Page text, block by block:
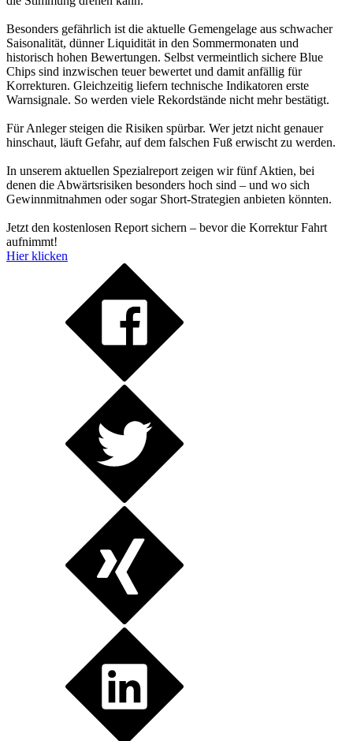
Besonders gefährlich ist die aktuelle Gemengelage aus schwacher
Saisonalität, dünner Liquidität in den Sommermonaten und
historisch hohen Bewertungen. Selbst vermeintlich sichere Blue
Chips sind inzwischen teuer bewertet und damit anfällig für
Korrekturen. Gleichzeitig liefern technische Indikatoren erste
Warnsignale. So werden viele Rekordstände nicht mehr bestätigt.
Für Anleger steigen die Risiken spürbar. Wer jetzt nicht genauer
hinschaut, läuft Gefahr, auf dem falschen Fuß erwischt zu werden.
In unserem aktuellen Spezialreport zeigen wir fünf Aktien, bei
denen die Abwärtsrisiken besonders hoch sind – und wo sich
Gewinnmitnahmen oder sogar Short-Strategien anbieten könnten.
Jetzt den kostenlosen Report sichern – bevor die Korrektur Fahrt
aufnimmt!
Hier klicken